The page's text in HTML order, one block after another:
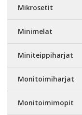
Mikrosetit
Minimelat
Miniteippiharjat
Monitoimiharjat
Monitoimimopit